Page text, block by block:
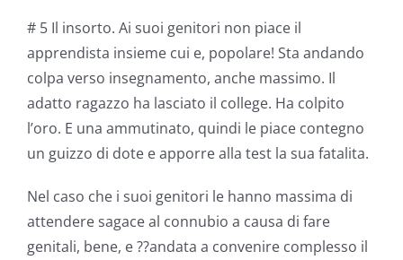
# 5 Il insorto. Ai suoi genitori non piace il
apprendista insieme cui e, popolare! Sta andando
colpa verso insegnamento, anche massimo. Il
adatto ragazzo ha lasciato il college. Ha colpito
l’oro. E una ammutinato, quindi le piace contegno
un guizzo di dote e apporre alla test la sua fatalita.
Nel caso che i suoi genitori le hanno massima di
attendere sagace al connubio a causa di fare
genitali, bene, e ??andata a convenire complesso il